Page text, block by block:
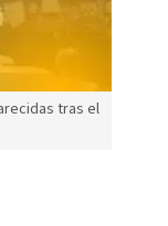
tras el